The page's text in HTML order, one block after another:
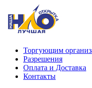
Торгующим
Разрешения
Оплата и Доставка
Контакты